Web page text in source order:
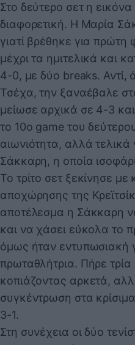
Στο δεύτερο σετ η
διαφορετική. Η Μαρία
γιατί βρέθηκε για
μέχρι τα ημιτελικά και
4-0, με δύο breaks. Αντί,
Τσέχα, την ξαναέβαλε
μείωσε αρχικά σε 4-3
το 10ο game του
αιωνιότητα, αλλά τελικά
Σάκκαρη, η οποία
Το τρίτο σετ ξεκίνησε
αποχώρησης της
αποτέλεσμα η Σάκκαρη
και να χάσει εύκολα το
όμως ήταν εντυπωσιακή
πρωταθλήτρια. Πήρε
κοπιάζοντας αρκετά,
συγκέντρωση στα
3-1.
Στη συνέχεια οι δύο